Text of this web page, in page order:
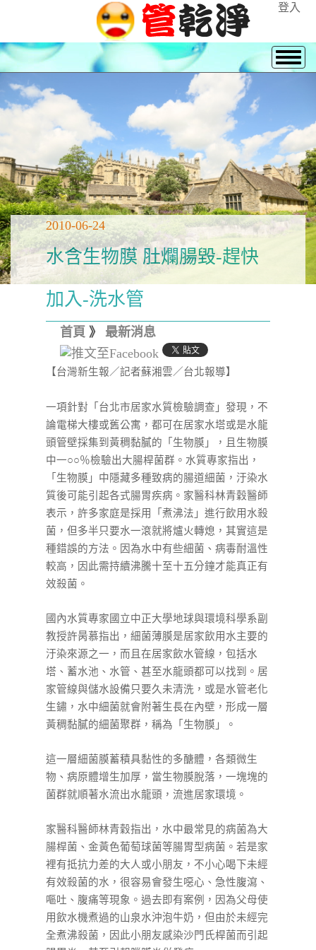
登入
2010-06-24
水含生物膜 肚爛腸毀-趕快
加入-洗水管
首頁 》 最新消息
【台灣新生報／記者蘇湘雲／台北報導】
一項針對「台北市居家水質檢驗調查」發現，不
論電梯大樓或舊公寓，都可在居家水塔或是水龍
頭管壁採集到黃稠黏膩的「生物膜」，且生物膜
中一○○％檢驗出大腸桿菌群。水質專家指出，
「生物膜」中隱藏多種致病的腸道細菌，汙染水
質後可能引起各式腸胃疾病。家醫科林青穀醫師
表示，許多家庭是採用「煮沸法」進行飲用水殺
菌，但多半只要水一滾就將爐火轉熄，其實這是
種錯誤的方法。因為水中有些細菌、病毒耐溫性
較高，因此需持續沸騰十至十五分鐘才能真正有
效殺菌。
國內水質專家國立中正大學地球與環境科學系副
教授許昺慕指出，細菌薄膜是居家飲用水主要的
汙染來源之一，而且在居家飲水管線，包括水
塔、蓄水池、水管、甚至水龍頭都可以找到。居
家管線與儲水設備只要久未清洗，或是水管老化
生鏽，水中細菌就會附著生長在內壁，形成一層
黃稠黏膩的細菌聚群，稱為「生物膜」。
這一層細菌膜蓄積具黏性的多醣體，各類微生
物、病原體增生加厚，當生物膜脫落，一塊塊的
菌群就順著水流出水龍頭，流進居家環境。
家醫科醫師林青穀指出，水中最常見的病菌為大
腸桿菌、金黃色葡萄球菌等腸胃型病菌。若是家
裡有抵抗力差的大人或小朋友，不小心喝下未經
有效殺菌的水，很容易會發生噁心、急性腹瀉、
嘔吐、腹痛等現象。過去即有案例，因為父母使
用飲水機煮過的山泉水沖泡牛奶，但由於未經完
全煮沸殺菌，因此小朋友感染沙門氏桿菌而引起